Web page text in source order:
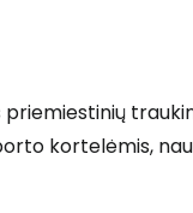
kortelėmis,